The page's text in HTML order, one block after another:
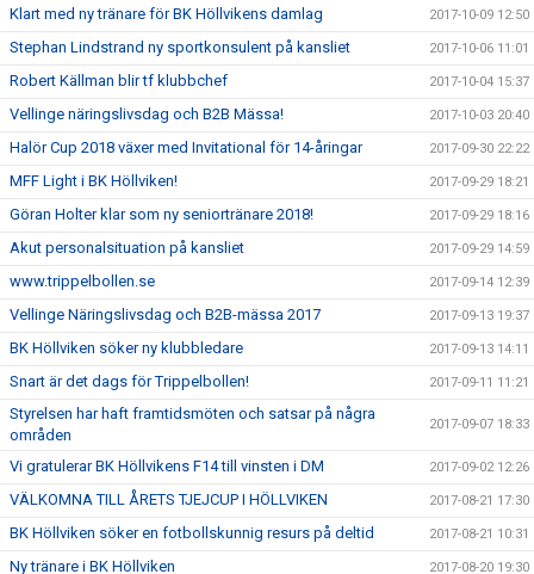
Klart med ny tränare för BK Höllvikens damlag 2017-10-09 12:50
Stephan Lindstrand ny sportkonsulent på kansliet 2017-10-06 11:01
Robert Källman blir tf klubbchef 2017-10-04 15:37
Vellinge näringslivsdag och B2B Mässa! 2017-10-03 20:40
Halör Cup 2018 växer med Invitational för 14-åringar 2017-09-30 22:22
MFF Light i BK Höllviken! 2017-09-29 18:21
Göran Holter klar som ny seniortränare 2018! 2017-09-29 18:16
Akut personalsituation på kansliet 2017-09-29 14:59
www.trippelbollen.se 2017-09-14 12:39
Vellinge Näringslivsdag och B2B-mässa 2017 2017-09-13 19:37
BK Höllviken söker ny klubbledare 2017-09-13 14:11
Snart är det dags för Trippelbollen! 2017-09-11 11:21
Styrelsen har haft framtidsmöten och satsar på några
områden
2017-09-07 18:33
Vi gratulerar BK Höllvikens F14 till vinsten i DM 2017-09-02 12:26
VÄLKOMNA TILL ÅRETS TJEJCUP I HÖLLVIKEN 2017-08-21 17:30
BK Höllviken söker en fotbollskunnig resurs på deltid 2017-08-21 10:31
Ny tränare i BK Höllviken 2017-08-20 19:30